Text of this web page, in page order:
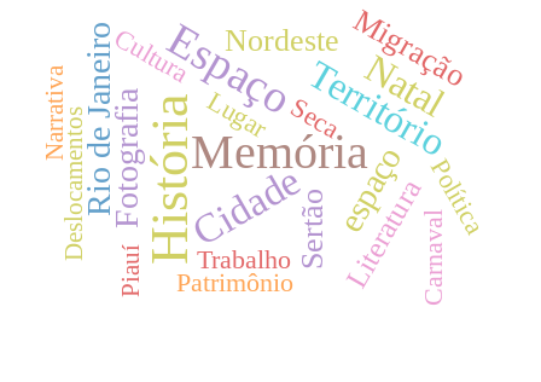
HistóriaMemória
Espaço
Cidade
Território
Natal
Fotografia
Rio de Janeiro espaço
Migração
Sertão
Nordeste
Literatura
Trabalho
Seca
Política
Carnaval
Lugar
Patrimônio
Cultura
Deslocamentos
Narrativa
Piauí